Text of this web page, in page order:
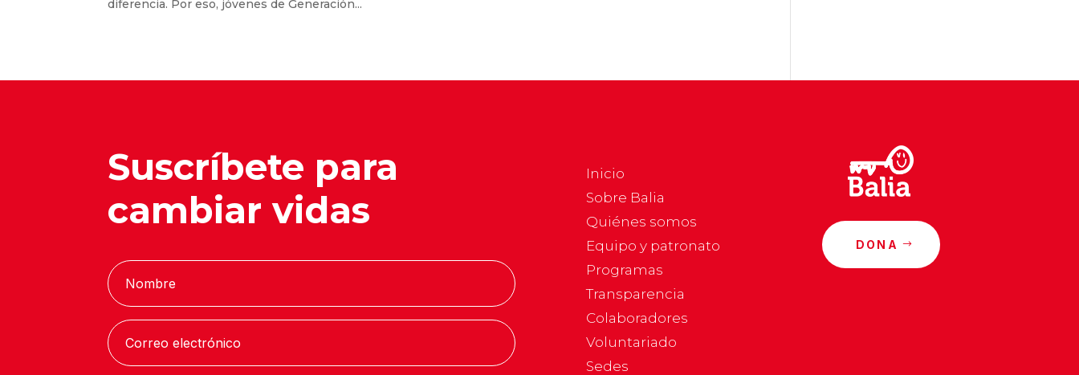
diferencia. Por eso, jóvenes de Generación...
Suscríbete para
cambiar vidas
Inicio
Sobre Balia
Quiénes somos
Equipo y patronato
Programas
Transparencia
Colaboradores
Voluntariado
Sedes
DONA